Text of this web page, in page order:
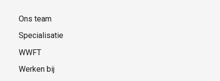
Ons team
Specialisatie
WWFT
Werken bij